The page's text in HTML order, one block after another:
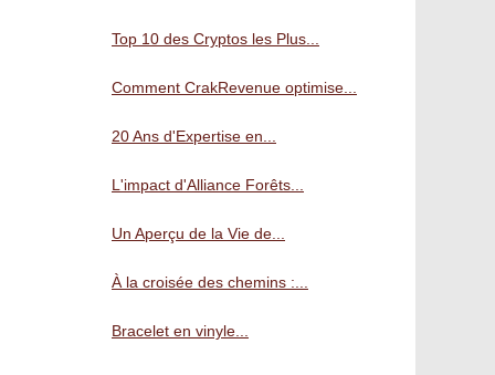
Top 10 des Cryptos les Plus...
Comment CrakRevenue optimise...
20 Ans d'Expertise en...
L'impact d'Alliance Forêts...
Un Aperçu de la Vie de...
À la croisée des chemins :...
Bracelet en vinyle...